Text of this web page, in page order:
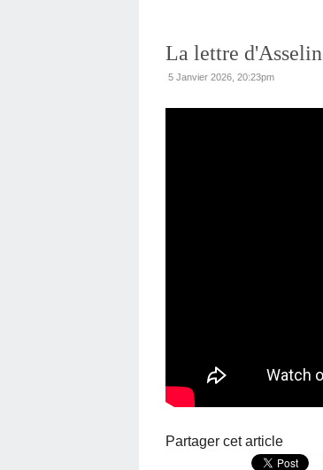
La lettre
5 Janvier 2026, 20:23pm
Partager cet article